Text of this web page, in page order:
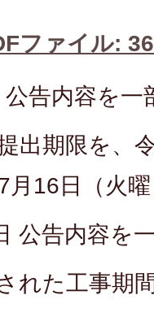
ファイル:
告内容を一
出期限を、
月16日（火
公告内容を
れた工事期